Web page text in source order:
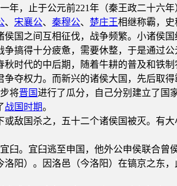
年，止于公元前221年（秦王政二十六年
、 宋襄公、 秦穆公、 楚庄王相继称霸，史
国之间互相征伐，战争频繁。小诸侯
搞得十分疲惫，需要休整，于是通过
秋时代的中后期，随着牛耕的普及和铁
夺权力。而新兴的诸侯大国，先后取
将晋国进行了瓜分，自己分别建立了国
战国时期。
敌国杀之，五十二个诸侯国被灭。有
臼。宜臼逃至申国，他外公申侯联合曾
阳）。因洛邑（今洛阳）在镐京之东，